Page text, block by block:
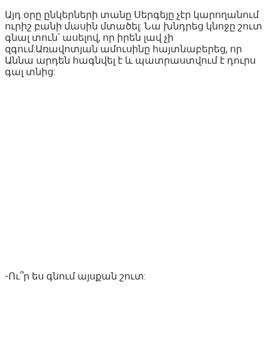
Այդ օրը ընկերների տանը Սերգեյը չէր կարողանում
ուրիշ բանի մասին մտածել: Նա խնդրեց կնոջը շուտ
գնալ տուն՝ ասելով, որ իրեն լավ չի
զգում:Առավոտյան ամուսինը հայտնաբերեց, որ
Աննա արդեն հագնվել է և պատրաստվում է դուրս
գալ տնից:
-Ու՞ր ես գնում այսքան շուտ: